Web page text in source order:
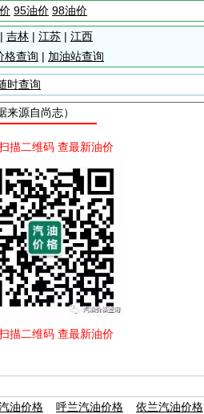
95油价 98油价
| 吉林 | 江苏 | 江西
格查询 | 加油站查询
时查询
源自尚志）
描二维码 查最新油价
描二维码 查最新油价
油价格 呼兰汽油价格
依兰汽油价格